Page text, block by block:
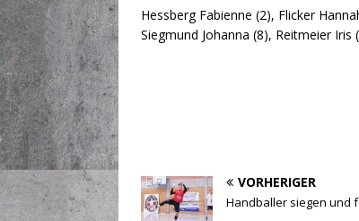
Hessberg Fabienne (2), Flicker
Siegmund Johanna (8), Reitmeier
VORHERIGER
Handballer siegen und